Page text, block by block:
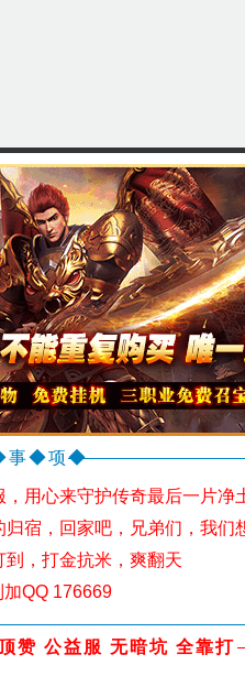
◆项◆
用心来守护传奇最后一片净
宿，回家吧，兄弟们，我们
，打金抗米，爽翻天
如发现登录器打不开请加微信 176669 限制加QQ 176669
经典合击新篇章·第一季 25米顶赞 公益服 无暗坑 全靠打